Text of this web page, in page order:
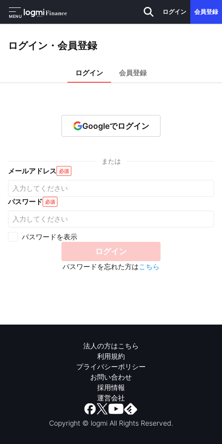
MENU
ログイン 会員登録
ログイン・会員登録
ログイン 会員登録
Googleでログイン
または
メールアドレス 必須
パスワード 必須
パスワードを表示
ログイン
パスワードを忘れた方はこちら
法人の方はこちら
利用規約
プライバシーポリシー
お問い合わせ
採用情報
運営会社
Copyright © logmi All Rights Reserved.